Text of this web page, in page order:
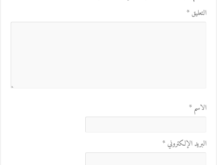
التعليق*
الاسم*
البريد الإلكتروني*